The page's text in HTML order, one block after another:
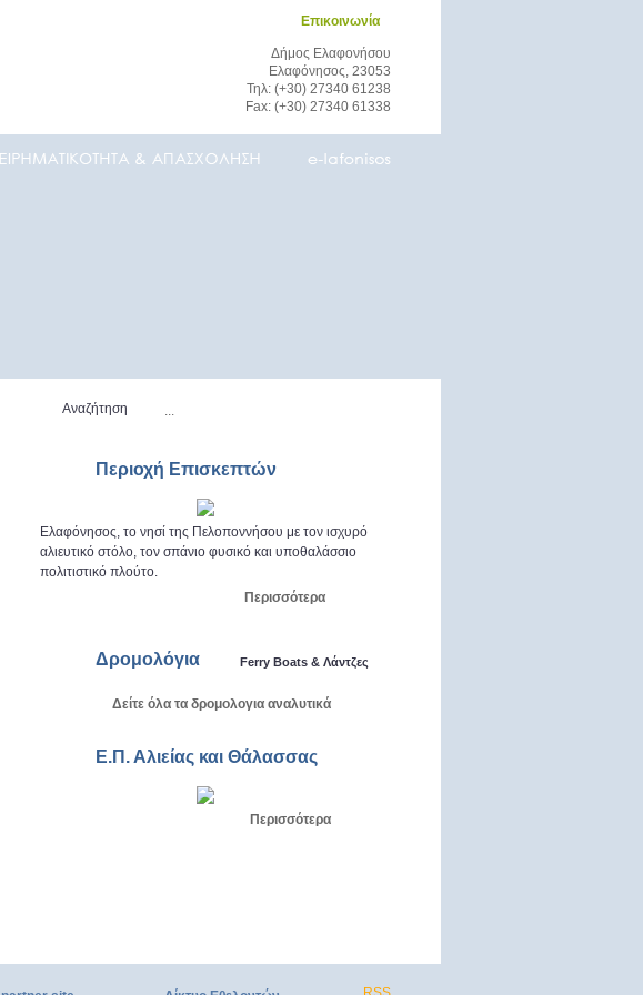
Επικοινωνία
Δήμος Ελαφονήσου
Ελαφόνησος, 23053
Τηλ: (+30) 27340 61238
Fax: (+30) 27340 61338
Αναζήτηση
Περιοχή Επισκεπτών
Ελαφόνησος, το νησί της Πελοποννήσου με τον ισχυρό
αλιευτικό στόλο, τον σπάνιο φυσικό και υποθαλάσσιο
πολιτιστικό πλούτο.
Περισσότερα
Δρομολόγια Ferry Boats & Λάντζες
Δείτε όλα τα δρομολογια αναλυτικά
Ε.Π. Αλιείας και Θάλασσας
Περισσότερα